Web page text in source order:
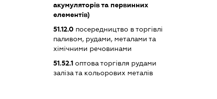
акумуляторів та первинних
елементів)
51.12.0посередництво в торгівлі
паливом, рудами, металами та
хімічними речовинами
51.52.1оптова торгівля рудами
заліза та кольорових металів